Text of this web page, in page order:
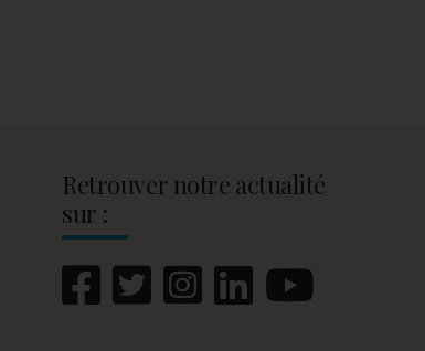
Retrouver notre actualité
sur :